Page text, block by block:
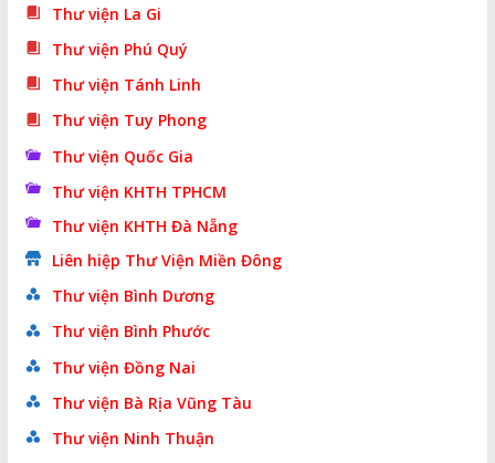
Thư viện La Gi
Thư viện Phú Quý
Thư viện Tánh Linh
Thư viện Tuy Phong
Thư viện Quốc Gia
Thư viện KHTH TPHCM
Thư viện KHTH Đà Nẵng
Liên hiệp Thư Viện Miền Đông
Thư viện Bình Dương
Thư viện Bình Phước
Thư viện Đồng Nai
Thư viện Bà Rịa Vũng Tàu
Thư viện Ninh Thuận